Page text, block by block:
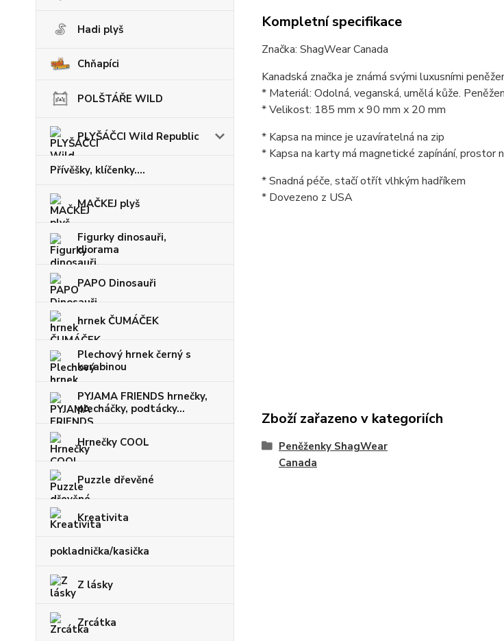
Hadi plyš
Chňapíci
POLŠTÁŘE WILD
PLYŠÁČCI Wild Republic
Přívěšky, klíčenky....
MAČKEJ plyš
Figurky dinosauři,
diorama
PAPO Dinosauři
hrnek ČUMÁČEK
Plechový hrnek černý s
karabinou
PYJAMA FRIENDS hrnečky,
plecháčky, podtácky...
Hrnečky COOL
Puzzle dřevěné
Kreativita
pokladnička/kasička
Z lásky
Zrcátka
Kompletní specifikace
Značka: ShagWear Canada
Kanadská značka je známá svými luxusními
* Materiál: Odolná, veganská, umělá kůže.
* Velikost: 185 mm x 90 mm x 20 mm
* Kapsa na mince je uzavíratelná na zip
* Kapsa na karty má magnetické zapínání, prostor
* Snadná péče, stačí otřít vlhkým hadříkem
* Dovezeno z USA
Zboží zařazeno v kategoriích
Peněženky ShagWear
Canada